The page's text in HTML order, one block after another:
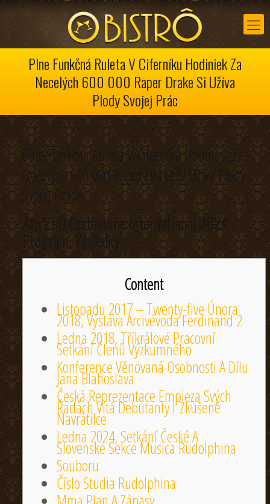
Plne Funkčná Ruleta V Ciferníku Hodiniek Za
Necelých 600 000 Raper Drake Si Užíva
Plody Svojej Prác
Plne Funkčná Ruleta V Ciferníku Hodiniek Za
Necelých 600 000 Raper Drake Si Užíva Plody
Svojej Práce
Atp 250 Eastbourne International 2024
Program, Výsledky ️
Content
Listopadu 2017 – Twenty-five Února
2018, Výstava Arcivévoda Ferdinand 2
Ledna 2018, Tříkrálové Pracovní
Setkání Členů Výzkumného
Konference Věnovaná Osobnosti A Dílu
Jana Blahoslava
Česká Reprezentace Empieza Svých
Řadách Vítá Debutanty I Zkušené
Navrátilce
Ledna 2024, Setkání České A
Slovenské Sekce Musica Rudolphina
Souboru
Číslo Studia Rudolphina